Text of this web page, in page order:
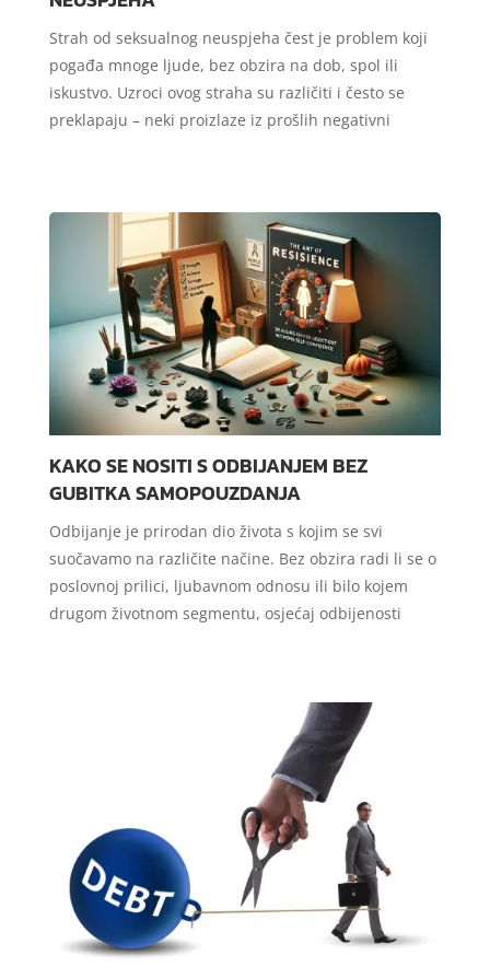
Strah od seksualnog neuspjeha čest je problem koji
pogađa mnoge ljude, bez obzira na dob, spol ili
iskustvo. Uzroci ovog straha su različiti i često se
preklapaju – neki proizlaze iz prošlih negativni
KAKO SE NOSITI S ODBIJANJEM BEZ
GUBITKA SAMOPOUZDANJA
Odbijanje je prirodan dio života s kojim se svi
suočavamo na različite načine. Bez obzira radi li se o
poslovnoj prilici, ljubavnom odnosu ili bilo kojem
drugom životnom segmentu, osjećaj odbijenosti